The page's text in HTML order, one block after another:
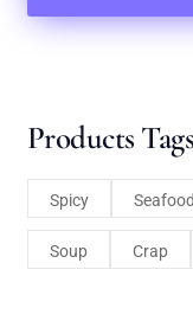
Products Tags
Spicy
Soup Crap